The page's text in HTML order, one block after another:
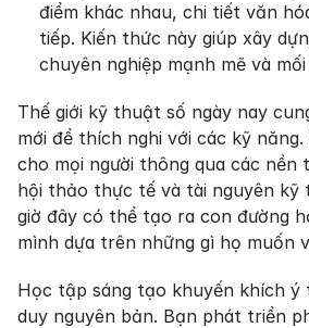
điểm khác nhau, chi tiết văn
tiếp. Kiến thức này giúp xây
chuyên nghiệp mạnh mẽ và
Thế giới kỹ thuật số ngày nay
mới để thích nghi với các kỹ
cho mọi người thông qua các
hội thảo thực tế và tài nguyên kỹ
giờ đây có thể tạo ra con đường
mình dựa trên những gì họ muốn
Học tập sáng tạo khuyến khích ý
duy nguyên bản. Bạn phát triển